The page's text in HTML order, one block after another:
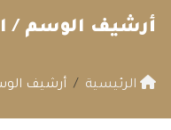
أرشيف الوسم /
الرئيسية أرشيف